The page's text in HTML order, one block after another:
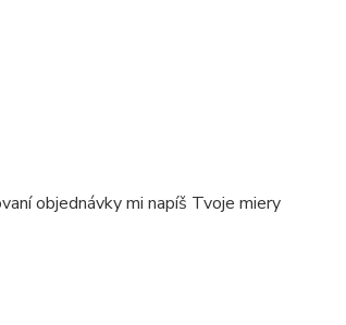
objednávky mi napíš Tvoje miery